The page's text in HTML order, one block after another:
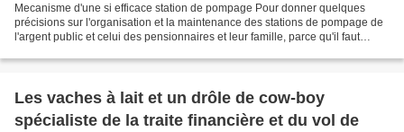
Mecanisme d'une si efficace station de pompage Pour donner quelques
précisions sur l'organisation et la maintenance des stations de pompage de
l'argent public et celui des pensionnaires et leur famille, parce qu'il faut
Les vaches à lait et un drôle de cow-boy
spécialiste de la traite financière et du vol de